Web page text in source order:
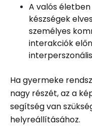
A valós
készségek
személyes
interakciók
Ha gyermeke
nagy részét, az a
segítség van
helyreállításához.